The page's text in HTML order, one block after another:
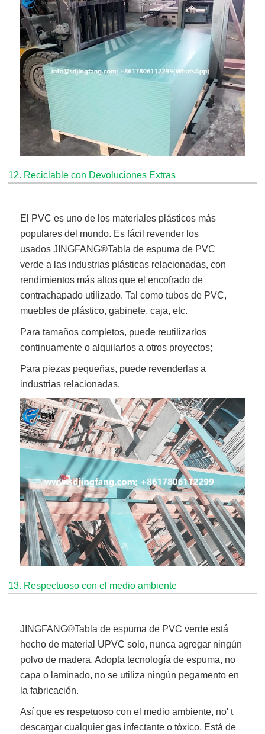
12. Reciclable con Devoluciones Extras
El PVC es uno de los materiales plásticos más
populares del mundo. Es fácil revender los
usadosJINGFANG®Tabla de espuma de PVC
verde a las industrias plásticas relacionadas, con
rendimientos más altos que el encofrado de
contrachapado utilizado. Tal como tubos de PVC,
muebles de plástico, gabinete, caja, etc.
Para tamaños completos, puede reutilizarlos
continuamente o alquilarlos a otros proyectos;
Para piezas pequeñas, puede revenderlas a
industrias relacionadas.
13. Respectuoso con el medio ambiente
JINGFANG®Tabla de espuma de PVC verde está
hecho de material UPVC solo, nunca agregar ningún
polvo de madera. Adopta tecnología de espuma, no
capa o laminado, no se utiliza ningún pegamento en
la fabricación.
Así que es respetuoso con el medio ambiente, no' t
descargar cualquier gas infectante o tóxico. Está de